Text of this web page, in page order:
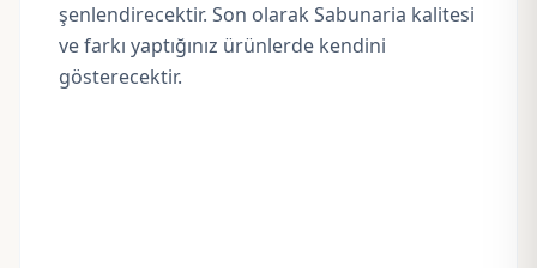
şenlendirecektir. Son olarak Sabunaria kalitesi
ve farkı yaptığınız ürünlerde kendini
gösterecektir.